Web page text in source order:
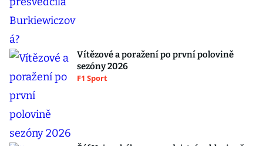
Vítězové a poražení po první polovině
sezóny 2026
F1 Sport